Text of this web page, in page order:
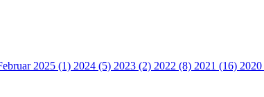
2025 (1) 2024 (5) 2023 (2) 2022 (8) 2021 (16)